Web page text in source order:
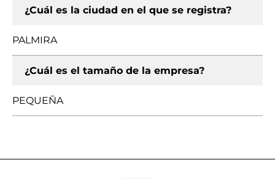
¿Cuál es la ciudad en el que se registra?
PALMIRA
¿Cuál es el tamaño de la empresa?
PEQUEÑA